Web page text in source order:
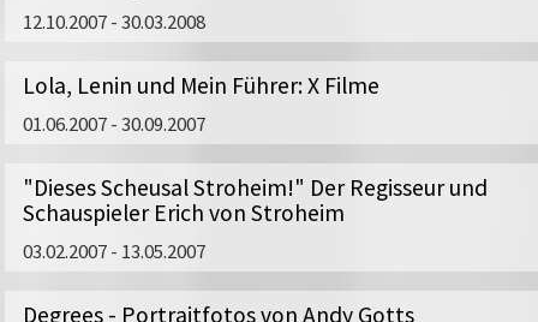
12.10.2007 - 30.03.2008
Lola, Lenin und Mein Führer: X Filme
01.06.2007 - 30.09.2007
"Dieses Scheusal Stroheim!" Der Regisseur und
Schauspieler Erich von Stroheim
03.02.2007 - 13.05.2007
Degrees - Portraitfotos von Andy Gotts